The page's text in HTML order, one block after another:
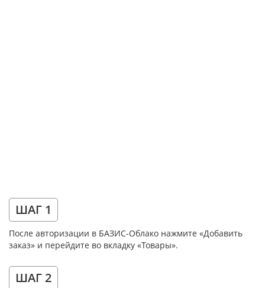
ШАГ 1
После авторизации в БАЗИС-Облако нажмите «Добавить
заказ» и перейдите во вкладку «Товары».
ШАГ 2